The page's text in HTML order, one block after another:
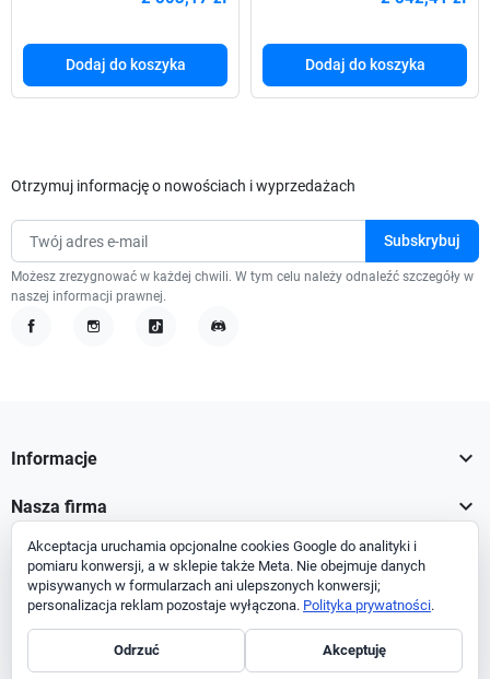
Dodaj do koszyka Dodaj do koszyka
Otrzymuj informację o nowościach i wyprzedażach
Możesz zrezygnować w każdej chwili. W tym celu należy odnaleźć szczegóły w
naszej informacji prawnej.
Informacje 
Nasza firma 
Twoje konto
Informacja o sklepie
Akceptacja uruchamia opcjonalne cookies Google do analityki i
pomiaru konwersji, a w sklepie także Meta. Nie obejmuje danych
wpisywanych w formularzach ani ulepszonych konwersji;
personalizacja reklam pozostaje wyłączona. Polityka prywatności.
Odrzuć Akceptuję